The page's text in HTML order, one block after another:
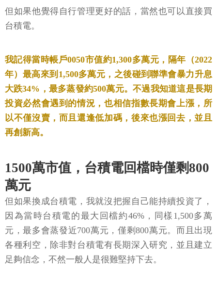
但如果他覺得自行管理更好的話，當然也可以直接買
台積電。
我記得當時帳戶0050市值約1,300多萬元，隔年（2022
年）最高來到1,500多萬元，之後碰到聯準會暴力升息
大跌34%，最多蒸發約500萬元。不過我知道這是長期
投資必然會遇到的情況，也相信指數長期會上漲，所
以不僅沒賣，而且還逢低加碼，後來也漲回去，並且
再創新高。
1500萬市值，台積電回檔時僅剩800
萬元
但如果換成台積電，我就沒把握自己能持續投資了，
因為當時台積電的最大回檔約46%，同樣1,500多萬
元，最多會蒸發近700萬元，僅剩800萬元。而且出現
各種利空，除非對台積電有長期深入研究，並且建立
足夠信念，不然一般人是很難堅持下去。